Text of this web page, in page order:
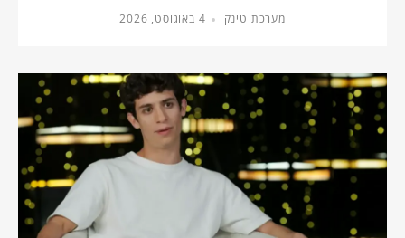
מערכת טינק 4 באוגוסט, 2026